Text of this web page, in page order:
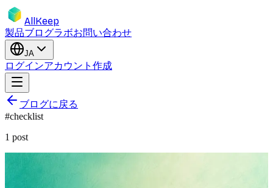
AllKeep
製品ブログラボお問い合わせ
JA
ログインアカウント作成
ブログに戻る
#checklist
1 post